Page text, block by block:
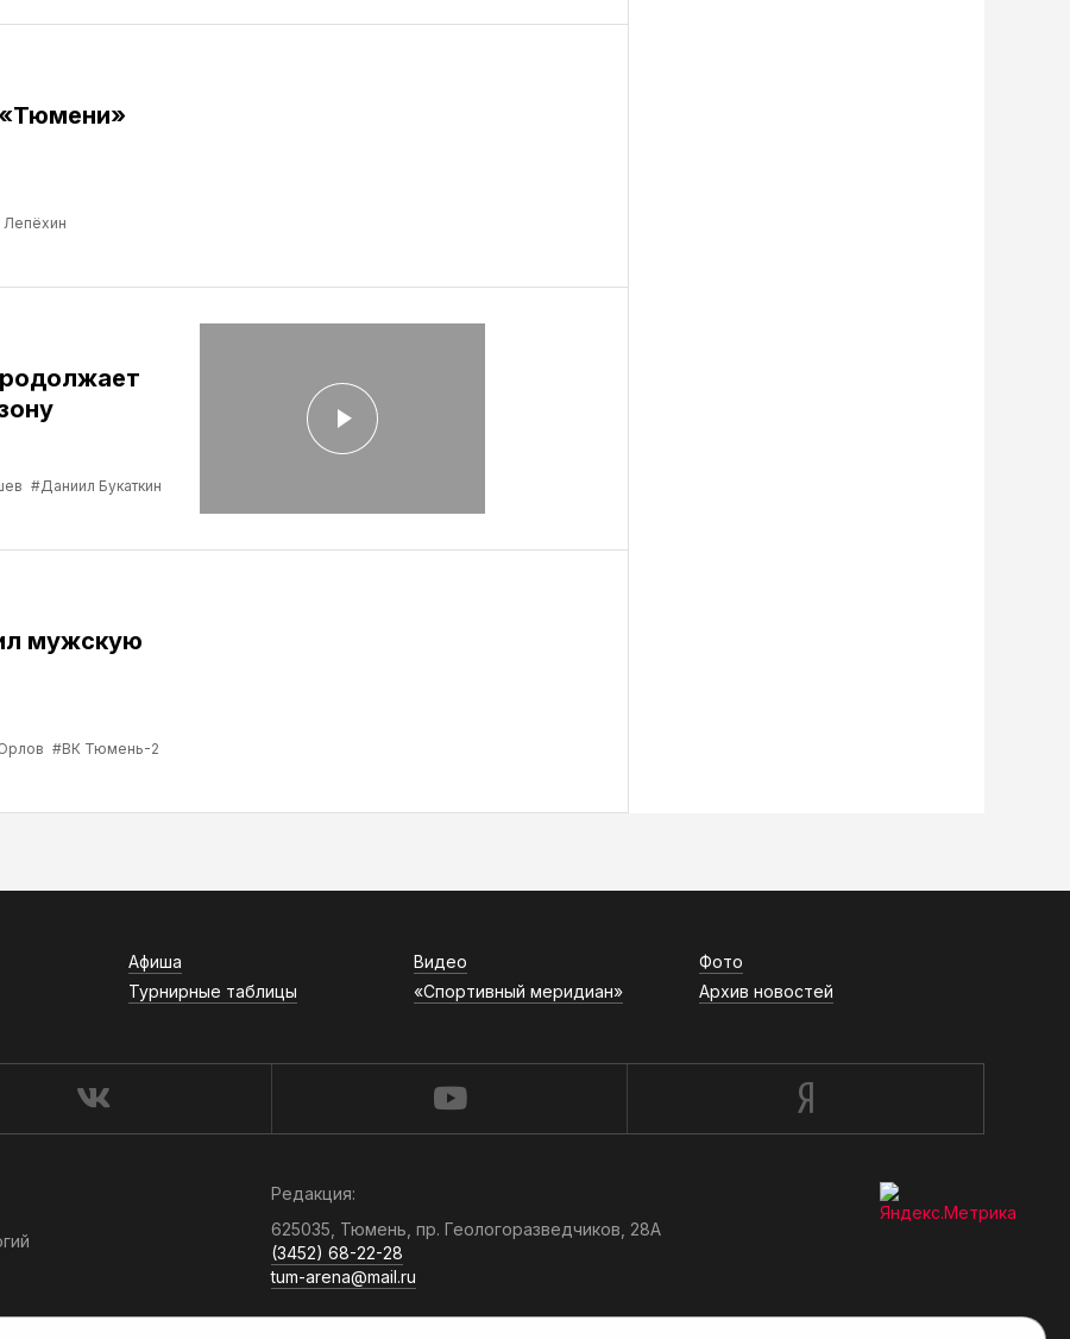
#Даниил Букаткин
мужскую
#ВК Тюмень-2
Афиша Видео
Фото
Турнирные таблицы «Спортивный меридиан» Архив новостей
Редакция:
625035, Тюмень, пр. Геологоразведчиков, 28А
(3452) 68-22-28
tum-arena@mail.ru
Отдел продаж: